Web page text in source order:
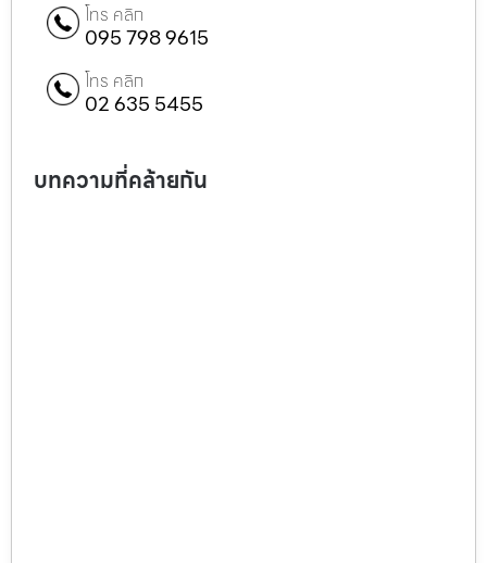
โทร คลิก
095 798 9615
โทร คลิก
02 635 5455
บทความที่คล้ายกัน